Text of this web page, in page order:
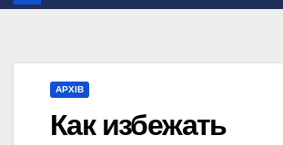
АРХІВ
Как избежать